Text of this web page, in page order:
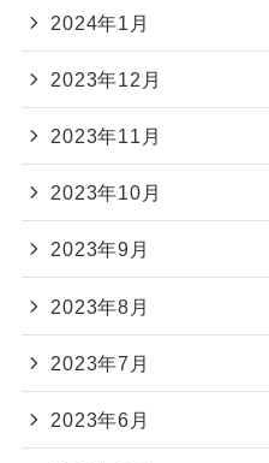
2024年1月
2023年12月
2023年11月
2023年10月
2023年9月
2023年8月
2023年7月
2023年6月